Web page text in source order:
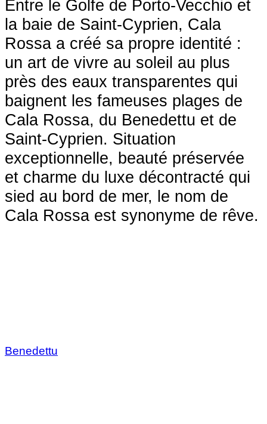
Entre le Golfe de Porto-Vecchio et
la baie de Saint-Cyprien, Cala
Rossa a créé sa propre identité :
un art de vivre au soleil au plus
près des eaux transparentes qui
baignent les fameuses plages de
Cala Rossa, du Benedettu et de
Saint-Cyprien. Situation
exceptionnelle, beauté préservée
et charme du luxe décontracté qui
sied au bord de mer, le nom de
Cala Rossa est synonyme de rêve.
Benedettu